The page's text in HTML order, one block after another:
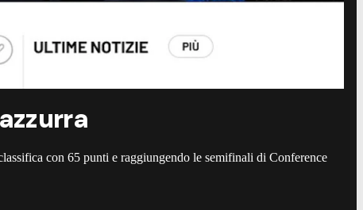
con 65 punti e raggiungendo le semifinali di Conference